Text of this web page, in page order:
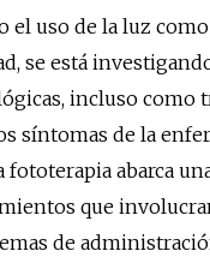
el uso de la luz
se está
incluso como
síntomas de la
fototerapia abarca
que
de